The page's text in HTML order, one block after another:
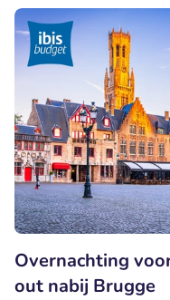
Overnachting
out nabij Brugge